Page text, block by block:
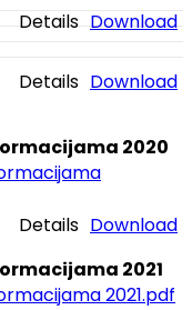
Download
Details
Download
Details
2020
Download
Details
2021
2021.pdf